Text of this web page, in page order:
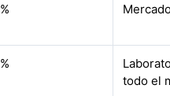
todo el